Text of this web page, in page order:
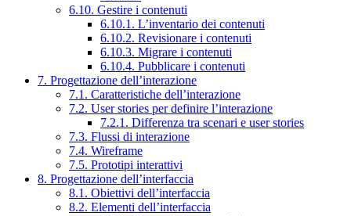
6.10. Gestire i contenuti
6.10.1. L’inventario dei contenuti
6.10.2. Revisionare i contenuti
6.10.3. Migrare i contenuti
6.10.4. Pubblicare i contenuti
7. Progettazione dell’interazione
7.1. Caratteristiche dell’interazione
7.2. User stories per definire l’interazione
7.2.1. Differenza tra scenari e user stories
7.3. Flussi di interazione
7.4. Wireframe
7.5. Prototipi interattivi
8. Progettazione dell’interfaccia
8.1. Obiettivi dell’interfaccia
8.2. Elementi dell’interfaccia